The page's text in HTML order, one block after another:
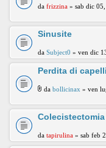
da frizzina » sab dic
Sinusite
da Subject0 » ven dic
Perdita di capelli
da bollicinax » ven
Colecistectomia
da tapirulina » sab feb